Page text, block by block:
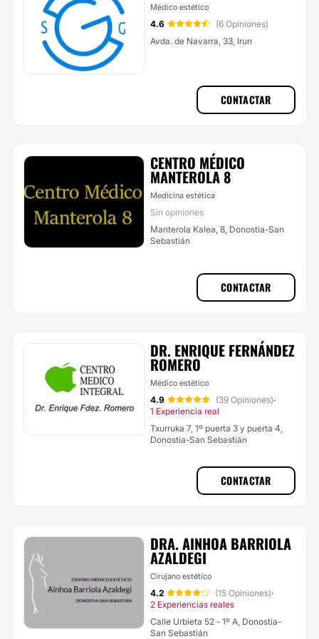
Médico estético
4.6
(6 Opiniones)
Avda. de Navarra, 33, Irun
CONTACTAR
CENTRO MÉDICO
MANTEROLA 8
Medicina estética
Sin opiniones
Manterola Kalea, 8, Donostia-San
Sebastián
CONTACTAR
DR. ENRIQUE FERNÁNDEZ
ROMERO
Médico estético
4.9 (39 Opiniones)·
1 Experiencia real
Txurruka 7, 1º puerta 3 y puerta 4,
Donostia-San Sebastián
CONTACTAR
DRA. AINHOA BARRIOLA
AZALDEGI
Cirujano estético
4.2 (15 Opiniones)·
2 Experiencias reales
Calle Urbieta 52 - 1º A, Donostia-
San Sebastián